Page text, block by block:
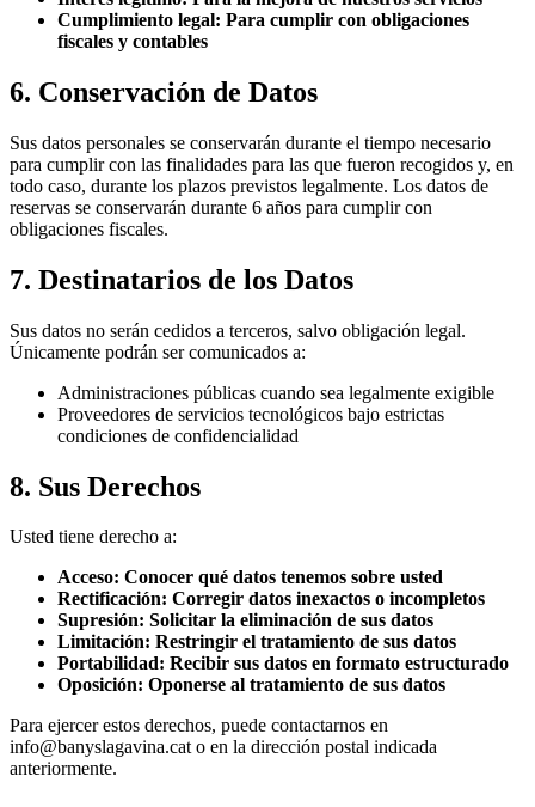
Cumplimiento legal: Para cumplir con obligaciones
fiscales y contables
6. Conservación de Datos
Sus datos personales se conservarán durante el tiempo necesario
para cumplir con las finalidades para las que fueron recogidos y, en
todo caso, durante los plazos previstos legalmente. Los datos de
reservas se conservarán durante 6 años para cumplir con
obligaciones fiscales.
7. Destinatarios de los Datos
Sus datos no serán cedidos a terceros, salvo obligación legal.
Únicamente podrán ser comunicados a:
Administraciones públicas cuando sea legalmente exigible
Proveedores de servicios tecnológicos bajo estrictas
condiciones de confidencialidad
8. Sus Derechos
Usted tiene derecho a:
Acceso: Conocer qué datos tenemos sobre usted
Rectificación: Corregir datos inexactos o incompletos
Supresión: Solicitar la eliminación de sus datos
Limitación: Restringir el tratamiento de sus datos
Portabilidad: Recibir sus datos en formato estructurado
Oposición: Oponerse al tratamiento de sus datos
Para ejercer estos derechos, puede contactarnos en
info@banyslagavina.cat o en la dirección postal indicada
anteriormente.